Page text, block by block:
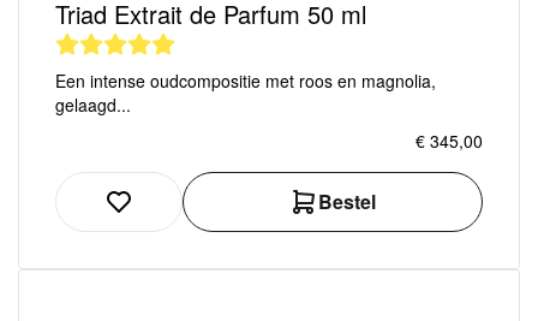
Triad Extrait de Parfum 50 ml
Een intense oudcompositie met roos en magnolia,
gelaagd...
€ 345,00
Bestel